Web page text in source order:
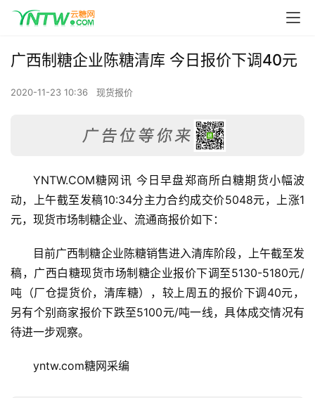
广西制糖企业陈糖清库 今日报价下调40元
2020-11-23 10:36 现货报价
YNTW.COM糖网讯 今日早盘郑商所白糖期货小幅波
动，上午截至发稿10:34分主力合约成交价5048元，上涨1
元，现货市场制糖企业、流通商报价如下：
目前广西制糖企业陈糖销售进入清库阶段，上午截至发
稿，广西白糖现货市场制糖企业报价下调至5130-5180元/
吨（厂仓提货价，清库糖），较上周五的报价下调40元，
另有个别商家报价下跌至5100元/吨一线，具体成交情况有
待进一步观察。
yntw.com糖网采编